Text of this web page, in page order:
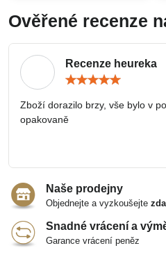
Ověřené recenze
Recenze heureka
5
Zboží dorazilo brzy, vše bylo v
opakovaně
Naše prodejny
Objednejte a vyzkoušejte
Snadné vrácení a
Garance vrácení peněz